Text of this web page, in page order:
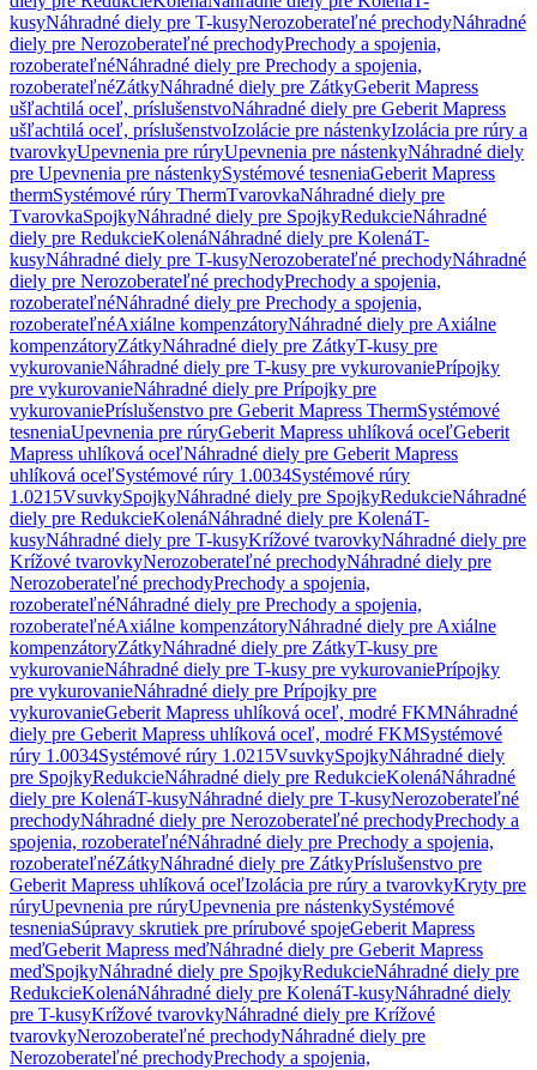
kusyNáhradné diely pre T-kusyNerozoberateľné prechodyNáhradné
diely pre Nerozoberateľné prechodyPrechody a spojenia,
rozoberateľnéNáhradné diely pre Prechody a spojenia,
rozoberateľnéZátkyNáhradné diely pre ZátkyGeberit Mapress
ušľachtilá oceľ, príslušenstvoNáhradné diely pre Geberit Mapress
ušľachtilá oceľ, príslušenstvoIzolácie pre nástenkyIzolácia pre rúry a
tvarovkyUpevnenia pre rúryUpevnenia pre nástenkyNáhradné diely
pre Upevnenia pre nástenkySystémové tesneniaGeberit Mapress
thermSystémové rúry ThermTvarovkaNáhradné diely pre
TvarovkaSpojkyNáhradné diely pre SpojkyRedukcieNáhradné
diely pre RedukcieKolenáNáhradné diely pre KolenáT-
kusyNáhradné diely pre T-kusyNerozoberateľné prechodyNáhradné
diely pre Nerozoberateľné prechodyPrechody a spojenia,
rozoberateľnéNáhradné diely pre Prechody a spojenia,
rozoberateľnéAxiálne kompenzátoryNáhradné diely pre Axiálne
kompenzátoryZátkyNáhradné diely pre ZátkyT-kusy pre
vykurovanieNáhradné diely pre T-kusy pre vykurovaniePrípojky
pre vykurovanieNáhradné diely pre Prípojky pre
vykurovaniePríslušenstvo pre Geberit Mapress ThermSystémové
tesneniaUpevnenia pre rúryGeberit Mapress uhlíková oceľGeberit
Mapress uhlíková oceľNáhradné diely pre Geberit Mapress
uhlíková oceľSystémové rúry 1.0034Systémové rúry
1.0215VsuvkySpojkyNáhradné diely pre SpojkyRedukcieNáhradné
diely pre RedukcieKolenáNáhradné diely pre KolenáT-
kusyNáhradné diely pre T-kusyKrížové tvarovkyNáhradné diely pre
Krížové tvarovkyNerozoberateľné prechodyNáhradné diely pre
Nerozoberateľné prechodyPrechody a spojenia,
rozoberateľnéNáhradné diely pre Prechody a spojenia,
rozoberateľnéAxiálne kompenzátoryNáhradné diely pre Axiálne
kompenzátoryZátkyNáhradné diely pre ZátkyT-kusy pre
vykurovanieNáhradné diely pre T-kusy pre vykurovaniePrípojky
pre vykurovanieNáhradné diely pre Prípojky pre
vykurovanieGeberit Mapress uhlíková oceľ, modré FKMNáhradné
diely pre Geberit Mapress uhlíková oceľ, modré FKMSystémové
rúry 1.0034Systémové rúry 1.0215VsuvkySpojkyNáhradné diely
pre SpojkyRedukcieNáhradné diely pre RedukcieKolenáNáhradné
diely pre KolenáT-kusyNáhradné diely pre T-kusyNerozoberateľné
prechodyNáhradné diely pre Nerozoberateľné prechodyPrechody a
spojenia, rozoberateľnéNáhradné diely pre Prechody a spojenia,
rozoberateľnéZátkyNáhradné diely pre ZátkyPríslušenstvo pre
Geberit Mapress uhlíková oceľIzolácia pre rúry a tvarovkyKryty pre
rúryUpevnenia pre rúryUpevnenia pre nástenkySystémové
tesneniaSúpravy skrutiek pre prírubové spojeGeberit Mapress
meďGeberit Mapress meďNáhradné diely pre Geberit Mapress
meďSpojkyNáhradné diely pre SpojkyRedukcieNáhradné diely pre
RedukcieKolenáNáhradné diely pre KolenáT-kusyNáhradné diely
pre T-kusyKrížové tvarovkyNáhradné diely pre Krížové
tvarovkyNerozoberateľné prechodyNáhradné diely pre
Nerozoberateľné prechodyPrechody a spojenia,